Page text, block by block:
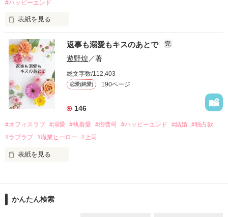
酔った勢いで一夜を共にしてしまった。
さらに、美桜が初めてだと知った哲平は
『責任をとる、結婚しよう』と真っ直ぐに告げてきた。
戸惑う美桜とは裏腹に、好きという気持ちを隠すことなく
甘やかしてくる。
そんなある日、哲平は美桜がストーカー被害に
遭っていることを知る。
美桜を守るため、哲平は同居を提案してきて――。
夏木美桜(なつきみお)
鳴海哲平 (なるみてっぺい)
2026.6.5～2026.7.25
#ハッピーエンド
表紙を見る
おかしな噂を流されて前の職場でうまくいかなかった梅田美
桜は、海外で傷心旅行をしていたところ、日本人美青年と出会
い、酒の勢いもあり一夜限りの関係となる。
帰国後、美桜は新しい職場でワンナイトした美青年と再会。
なんと彼の正体は、とある財閥御曹司にも関わらず、一族を離
れて起業した新進気鋭の実業家、社内でも冷徹だと評判な社長
――御影恭司その人だったのだ――！
なぜか恭司から飼い猫の世話係を命じられた美桜は、猫の世
の関係となってしまい――？
返事も溺愛もキスのあとで 完
遊野煌／著
総文字数/112,403
恋愛(純愛) 190ページ
146
#オフィスラブ #溺愛 #執着愛 #御曹司 #ハッピーエンド #結婚 #独占欲
#ラブラブ #職業ヒーロー #上司
表紙を見る
ションの企画戦略室で働いている。
めた、同期で恋人の石垣守（26）がいるのだが、後輩の姫原由
かんたん検索